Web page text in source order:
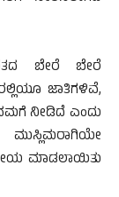
ಬೇರೆ ಬೇರೆ
ಜಾತಿಗಳಿವೆ,
ನೀಡಿದೆ ಎಂದು
ಮುಸ್ಲಿಮರಾಗಿಯೇ
ಮಾಡಲಾಯಿತು